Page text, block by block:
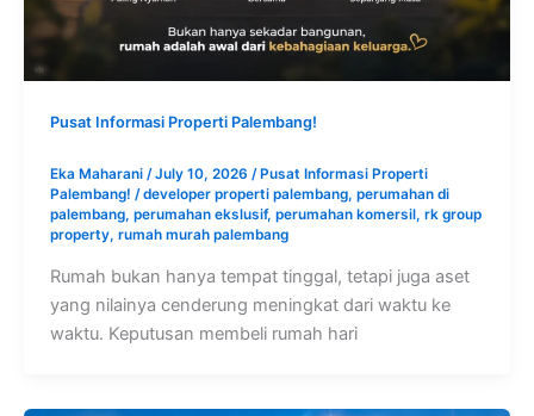
Pusat Informasi Properti Palembang!
Eka Maharani /July 10, 2026 /Pusat Informasi Properti
Palembang! /developer properti palembang, perumahan di
palembang, perumahan ekslusif, perumahan komersil, rk group
property, rumah murah palembang
Rumah bukan hanya tempat tinggal, tetapi juga aset
yang nilainya cenderung meningkat dari waktu ke
waktu. Keputusan membeli rumah hari